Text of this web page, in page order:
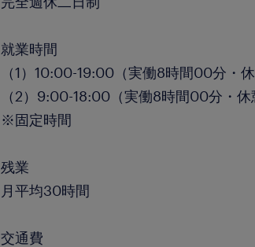
就業時間
（1）10:00-19:00（実働8時間00分・休
（2）9:00-18:00（実働8時間00分・休
※固定時間
残業
月平均30時間
交通費